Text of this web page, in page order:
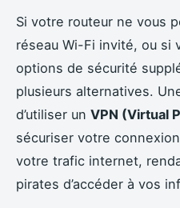
Si votre routeur ne vous
réseau Wi-Fi invité, ou si
options de sécurité
plusieurs alternatives.
d’utiliser un VPN (Virtual
sécuriser votre
votre trafic internet,
pirates d’accéder à vos